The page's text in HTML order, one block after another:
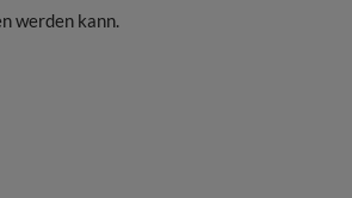
werden kann.